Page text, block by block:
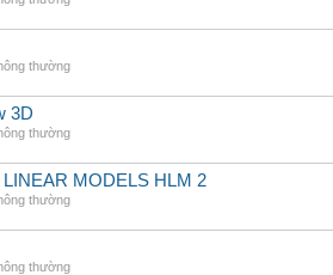
thường
3D
thường
MODELS HLM 2
thường
thường